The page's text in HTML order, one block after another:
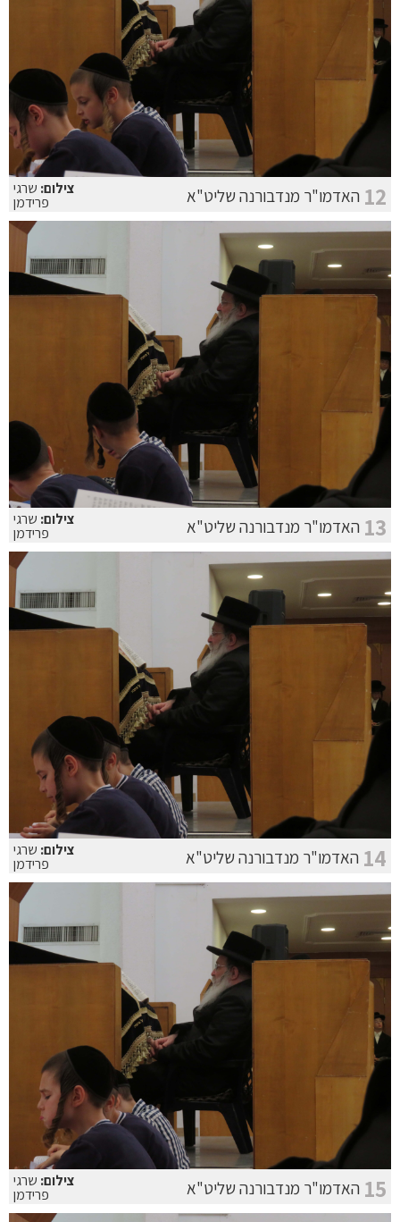
12 האדמו"ר מנדבורנה שליט"א צילום: שרגי
פרידמן
13 האדמו"ר מנדבורנה שליט"א צילום: שרגי
פרידמן
14 האדמו"ר מנדבורנה שליט"א צילום: שרגי
פרידמן
15 האדמו"ר מנדבורנה שליט"א צילום: שרגי
פרידמן